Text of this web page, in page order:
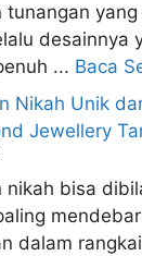
tunangan
desainnya
... Baca
Nikah Unik
Jewellery
nikah bisa
dalam